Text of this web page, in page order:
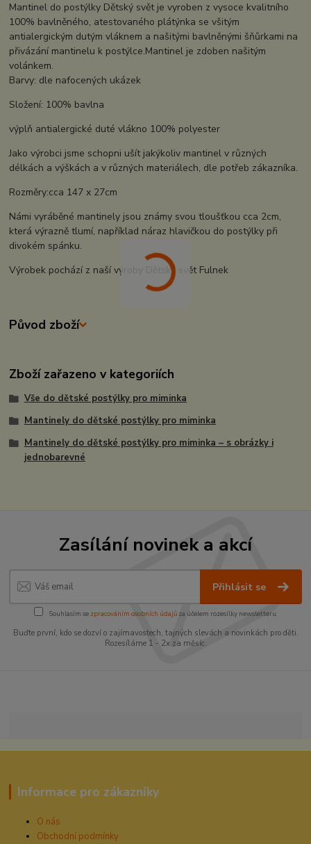
Mantinel do postýlky Dětský svět je vyroben z vysoce kvalitního
100% bavlněného, atestovaného plátýnka se všitým
antialergickým dutým vláknem a našitými bavlněnými šňůrkami na
přivázání mantinelu k postýlce.Mantinel je zdoben našitým
volánkem.
Barvy: dle nafocených ukázek
Složení: 100% bavlna
výplň antialergické duté vlákno 100% polyester
Jako výrobci jsme schopni ušít jakýkoliv mantinel v různých
délkách a výškách a v různých materiálech, dle potřeb zákazníka.
Rozměry:cca 147 x 27cm
Námi vyráběné mantinely jsou známy svou tloušťkou cca 2cm,
která výrazně tlumí, například náraz hlavičkou do postýlky při
divokém spánku.
Výrobek pochází z naší výroby Dětský svět Fulnek
Původ zboží
Zboží zařazeno v kategoriích
Vše do dětské postýlky pro miminka
Mantinely do dětské postýlky pro miminka
Mantinely do dětské postýlky pro miminka – s obrázky i
jednobarevné
Zasílání novinek a akcí
Přihlásit se
Souhlasím se zpracováním osobních údajůza účelem rozesílky newsletteru.
Buďte první, kdo se dozví o zajímavostech, tajných slevách a novinkách pro děti.
Rozesíláme 1 - 2x za měsíc.
Informace pro zákazníky
O nás
Obchodní podmínky